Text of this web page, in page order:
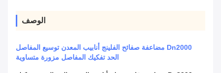
الوصف
Dn2000 مضاعفة صفائح الفلينج أنابيب المعدن توسيع المفاصل
الحد تفكيك المفاصل مزورة متساوية